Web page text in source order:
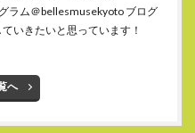
ラム＠bellesmusekyoto ブログ
いきたいと思っています！
へ